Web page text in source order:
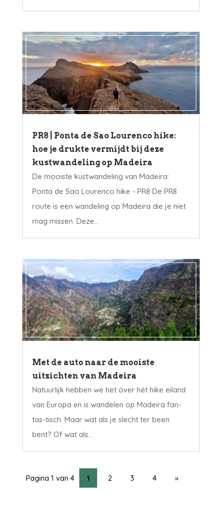
PR8 | Ponta de Sao Lourenco hike:
hoe je drukte vermijdt bij deze
kustwandeling op Madeira
De mooiste kustwandeling van Madeira:
Ponta de Sao Lourenco hike - PR8 De PR8
route is een wandeling op Madeira die je niet
mag missen. Deze...
Met de auto naar de mooiste
uitzichten van Madeira
Natuurlijk hebben we het over hét hike eiland
van Europa en is wandelen op Madeira fan-
tas-tisch. Maar wat als je slecht ter been
bent? Of wat als...
Pagina 1 van 4 1 2 3 4 »